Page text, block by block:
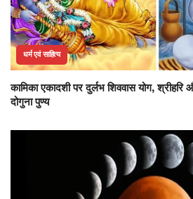
धर्म एवं साहित्य
कामिका एकादशी पर दुर्लभ शिववास योग,
दोगुना पुण्य